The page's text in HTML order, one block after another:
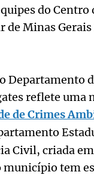
do
Minas
reflete uma
de Crimes
Civil, criada
tem